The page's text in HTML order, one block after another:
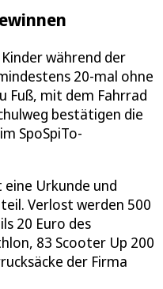
während der
20-mal ohne
Fuß, mit dem Fahrrad
bestätigen die
SpoSpiTo-
Urkunde und
Verlost werden 500
20 Euro des
83 Scooter Up 200
der Firma